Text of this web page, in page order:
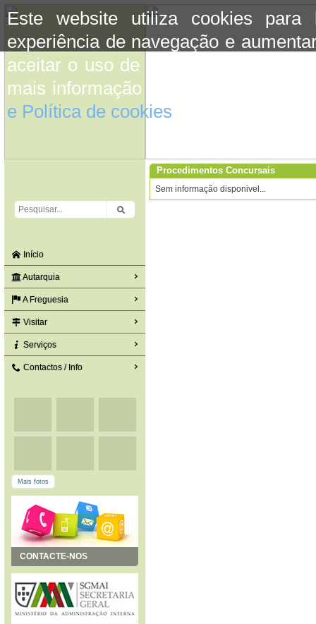
Este website utiliza cookies para
experiência de navegação e
aceitar o uso de cookies basta
mais informação consulte a
e Política de cookies
Início
Autarquia
A Freguesia
Visitar
Serviços
Contactos / Info
Mais fotos
CONTACTE-NOS
Procedimentos Concursais
Sem informação disponivel...